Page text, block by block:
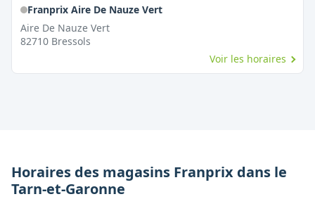
Franprix Aire De Nauze Vert
Aire De Nauze Vert
82710 Bressols
Voir les horaires
Horaires des magasins Franprix dans le
Tarn-et-Garonne